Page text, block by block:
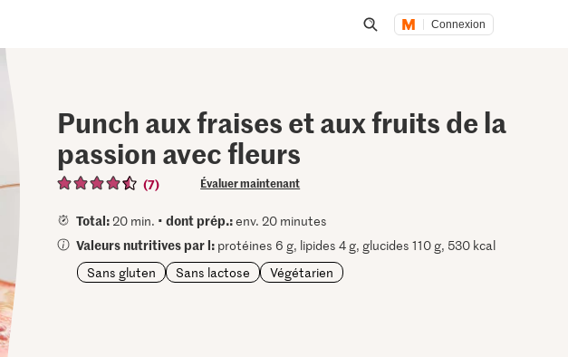
Connexion
Punch aux fraises et aux fruits de la
passion avec fleurs
(7) Évaluer maintenant
Total:20 min. •dont prép.:env. 20 minutes
Valeurs nutritives par l: protéines 6 g, lipides 4 g, glucides 110 g, 530 kcal
Sans gluten
Sans lactose Végétarien